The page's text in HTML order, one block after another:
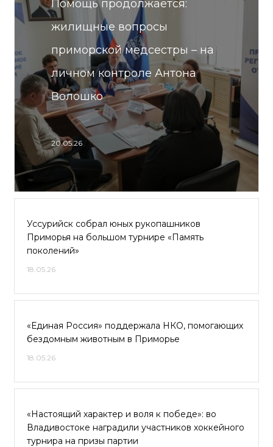
Помощь продолжается:
жилищные вопросы
приморской медсестры – на
личном контроле Антона
Волошко
20.05.26
Уссурийск собрал юных рукопашников
Приморья на большом турнире «Память
поколений»
18.05.26
«Единая Россия» поддержала НКО, помогающих
бездомным животным в Приморье
18.05.26
«Настоящий характер и воля к победе»: во
Владивостоке наградили участников хоккейного
турнира на призы партии